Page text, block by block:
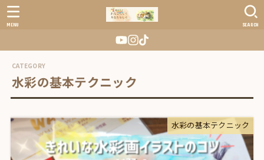
SEARCH
MENU
水彩の基本テクニック
水彩の基本テクニック